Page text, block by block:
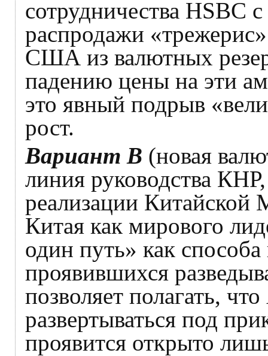
сотрудничества HSBC
распродажи
США из валютных
падению цены на эти
это явный подрыв
рост.
Вариант В (новая
линия руководства
реализации Китайской
Китая как мирового
один путь» как
проявившихся
позволяет полагать, что
развертываться под
проявится открыто